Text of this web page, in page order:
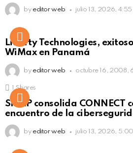
by editor web julio 13, 2026, 4:55
Liberty Technologies,
WiMax en Panamá
by editor web octubre 16, 2008,
Click to view this
Shares
SISAP consolida CONNECT
encuentro de la
by editor web julio 13, 2026,